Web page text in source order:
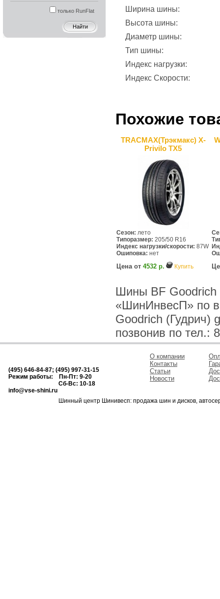
только RunFlat
Ширина шины:
Высота шины:
Диаметр шины:
Тип шины:
Индекс нагрузки:
Индекс Скорости:
Похожие
TRACMAX(Трэкмакс) X-
Privilo TX5
Сезон: лето
Типоразмер: 205/50 R16
Индекс нагрузки/скорости: 87W
Ошиповка: нет
Цена от 4532 р. Купить
Шины BF Goodrich
«ШинИнвесП» по
Goodrich (Гудрич)
позвонив по тел.:
(495) 646-84-87; (495) 997-31-15
Режим работы: Пн-Пт: 9-20
Сб-Вс: 10-18
info@vse-shini.ru
О компании
Контакты
Статьи
Новости
Шинный центр Шинивесп: продажа шин и дисков,